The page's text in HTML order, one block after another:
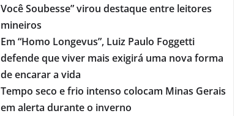
Você Soubesse” virou destaque entre leitores
mineiros
Em “Homo Longevus”, Luiz Paulo Foggetti
defende que viver mais exigirá uma nova forma
de encarar a vida
Tempo seco e frio intenso colocam Minas Gerais
em alerta durante o inverno